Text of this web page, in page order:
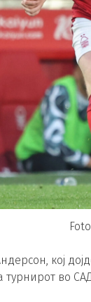
кој
турнирот во